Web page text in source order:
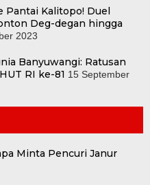
Pantai Kalitopo! Duel
Deg-degan hingga
2023
Banyuwangi: Ratusan
RI ke-81 15 September
Minta Pencuri Janur